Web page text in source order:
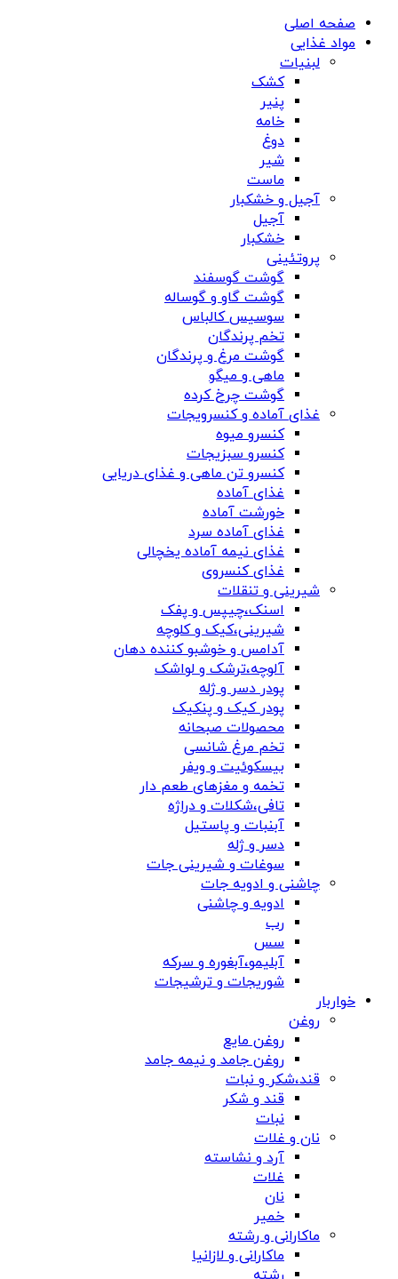
صفحه اصلی
مواد غذایی
لبنیات
کشک
پنیر
خامه
دوغ
شیر
ماست
آجیل و خشکبار
آجیل
خشکبار
پروتئینی
گوشت گوسفند
گوشت گاو و گوساله
سوسیس کالباس
تخم پرندگان
گوشت مرغ و پرندگان
ماهی و میگو
گوشت چرخ کرده
غذای آماده و کنسرویجات
کنسرو میوه
کنسرو سبزیجات
کنسرو تن ماهی و غذای دریایی
غذای آماده
خورشت آماده
غذای آماده سرد
غذای نیمه آماده یخچالی
غذای کنسروی
شیرینی و تنقلات
اسنک،چیپس و پفک
شیرینی،کیک و کلوچه
آدامس و خوشبو کننده دهان
آلوچه،ترشک و لواشک
پودر دسر و ژله
پودر کیک و پنکیک
محصولات صبحانه
تخم مرغ شانسی
بیسکوئیت و ویفر
تخمه و مغزهای طعم دار
تافی،شکلات و دراژه
آبنبات و پاستیل
دسر و ژله
سوغات و شیرینی جات
چاشنی و ادویه جات
ادویه و چاشنی
رب
سس
آبلیمو،آبغوره و سرکه
شوریجات و ترشیجات
خواربار
روغن
روغن مایع
روغن جامد و نیمه جامد
قند،شکر و نبات
قند و شکر
نبات
نان و غلات
آرد و نشاسته
غلات
نان
خمیر
ماکارانی و رشته
ماکارانی و لازانیا